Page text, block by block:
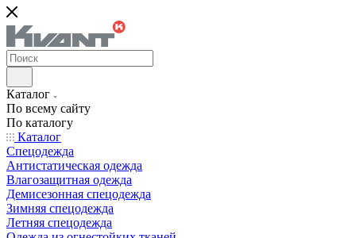
Каталог
По всему сайту
По каталогу
Каталог
Спецодежда
Антистатическая одежда
Влагозащитная одежда
Демисезонная спецодежда
Зимняя спецодежда
Летняя спецодежда